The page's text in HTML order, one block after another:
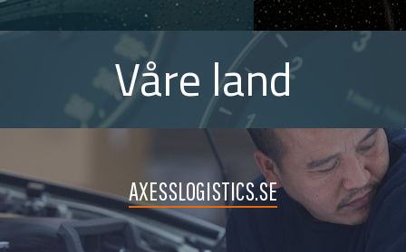
Våre land
AXESSLOGISTICS.SE